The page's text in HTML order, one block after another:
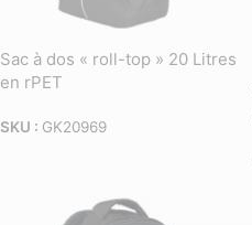
Sac à dos « roll-top » 20 Litres
en rPET
SKU : GK20969